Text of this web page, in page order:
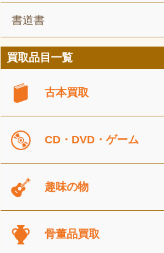
書道書
買取品目一覧
古本買取
CD・DVD・ゲーム
趣味の物
骨董品買取